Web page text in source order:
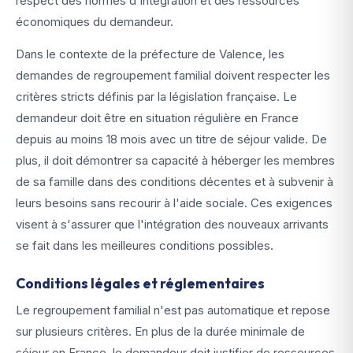
économiques du demandeur.
Dans le contexte de la préfecture de Valence, les
demandes de regroupement familial doivent respecter les
critères stricts définis par la législation française. Le
demandeur doit être en situation régulière en France
depuis au moins 18 mois avec un titre de séjour valide. De
plus, il doit démontrer sa capacité à héberger les membres
de sa famille dans des conditions décentes et à subvenir à
leurs besoins sans recourir à l'aide sociale. Ces exigences
visent à s'assurer que l'intégration des nouveaux arrivants
se fait dans les meilleures conditions possibles.
Conditions légales et réglementaires
Le regroupement familial n'est pas automatique et repose
sur plusieurs critères. En plus de la durée minimale de